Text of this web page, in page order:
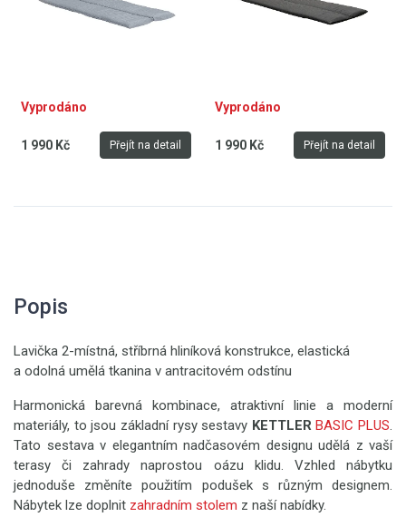
Vyprodáno
1 990 Kč Přejít na detail
Vyprodáno
1 990 Kč Přejít na detail
Popis
Lavička 2-místná, stříbrná hliníková konstrukce, elastická
a odolná umělá tkanina v antracitovém odstínu
Harmonická barevná kombinace, atraktivní linie a moderní
materiály, to jsou základní rysy sestavy KETTLER BASIC PLUS.
Tato sestava v elegantním nadčasovém designu udělá z vaší
terasy či zahrady naprostou oázu klidu. Vzhled nábytku
jednoduše změníte použitím podušek s různým designem.
Nábytek lze doplnit zahradním stolem z naší nabídky.